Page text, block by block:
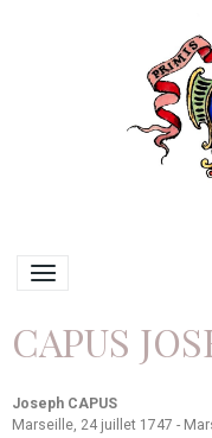
CAPUS
Joseph CAPUS
Marseille, 24 juillet 1747 -